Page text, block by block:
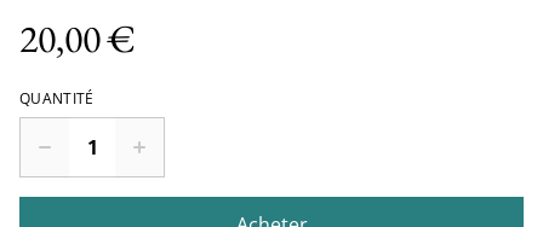
20,00 €
QUANTITÉ